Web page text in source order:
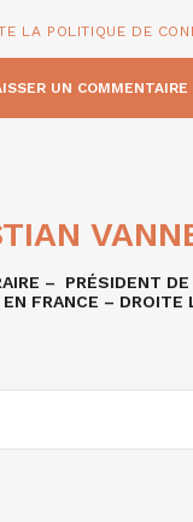
LA POLITIQUE DE
– PRÉSIDENT DE
FRANCE – DROITE